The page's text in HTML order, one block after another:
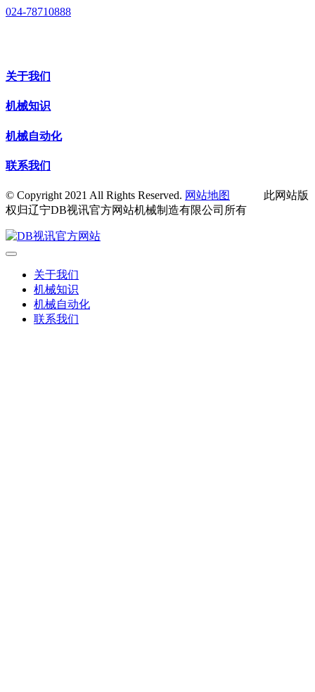
024-78710888
关于我们
机械知识
机械自动化
联系我们
© Copyright 2021 All Rights Reserved. 网站地图
此网站版
权归辽宁DB视讯官方网站机械制造有限公司所有
关于我们
机械知识
机械自动化
联系我们